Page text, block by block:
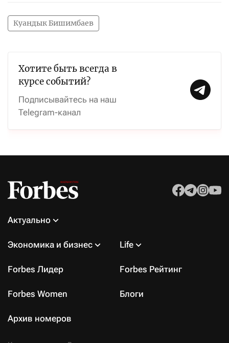
Куандык Бишимбаев
Хотите быть всегда в
курсе событий?
Подписывайтесь на наш
Telegram-канал
Актуально
Экономика и бизнес Life
Forbes Лидер Forbes Рейтинг
Forbes Women Блоги
Архив номеров